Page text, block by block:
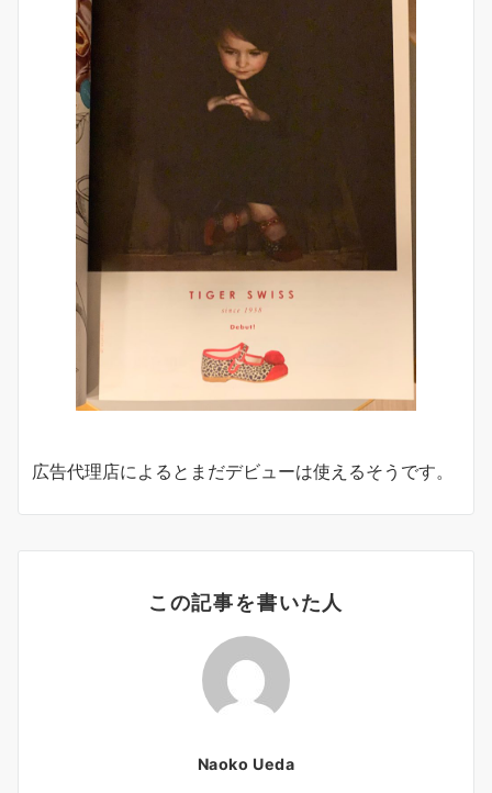
広告代理店によるとまだデビューは使えるそうです。
この記事を書いた人
Naoko Ueda